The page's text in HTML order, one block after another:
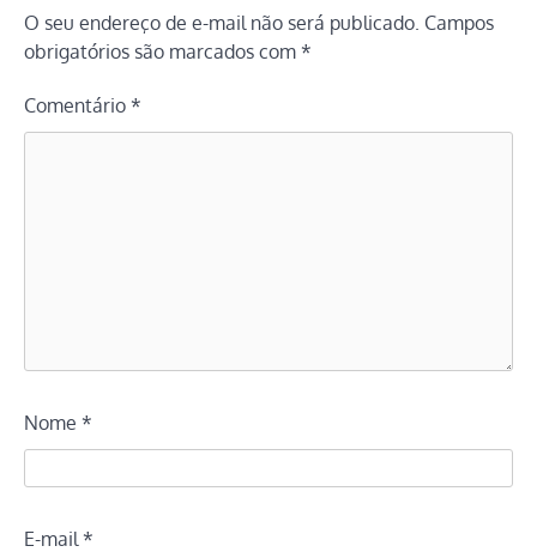
O seu endereço de e-mail não será publicado. Campos
obrigatórios são marcados com *
Comentário *
Nome *
E-mail*